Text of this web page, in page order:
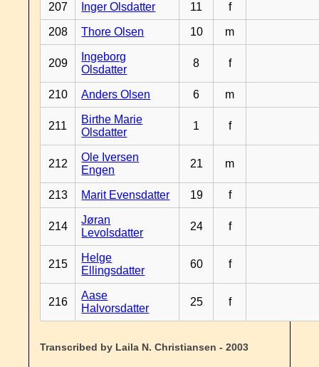
207 Inger Olsdatter 11 f
208 Thore Olsen 10 m
209
Ingeborg
Olsdatter
8 f
210 Anders Olsen 6 m
211
Birthe Marie
Olsdatter
1 f
212
Ole Iversen
Engen
21 m
213 Marit Evensdatter 19 f
214
Jøran
Levolsdatter
24 f
215
Helge
Ellingsdatter
60 f
216
Aase
Halvorsdatter
25 f
Transcribed by Laila N. Christiansen - 2003